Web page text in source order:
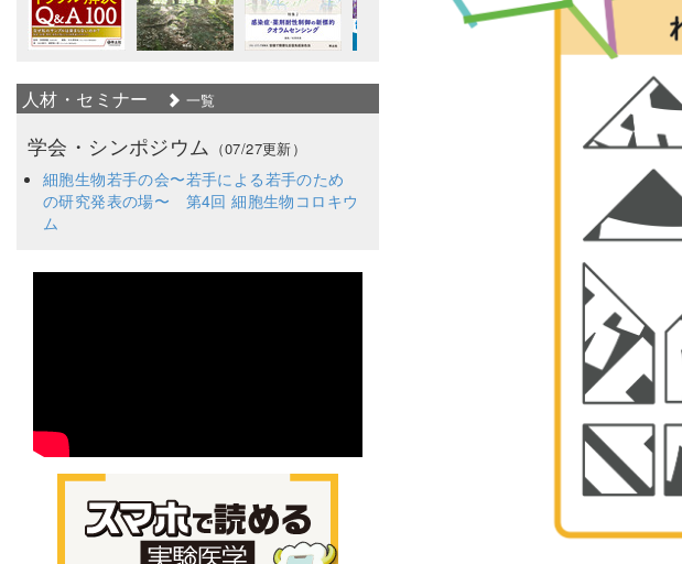
人材・セミナー 一覧
学会・シンポジウム （07/27更新）
細胞生物若手の会〜若手による若手のため
の研究発表の場〜 第4回 細胞生物コロキウ
ム